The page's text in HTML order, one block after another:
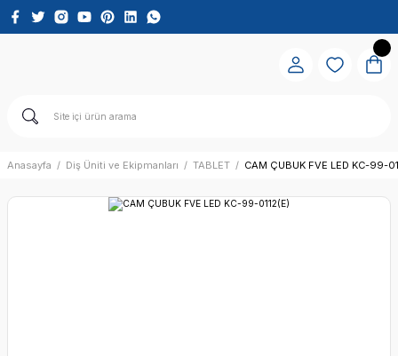
Anasayfa Diş Üniti ve Ekipmanları TABLET CAM ÇUBUK FVE LED KC-99-